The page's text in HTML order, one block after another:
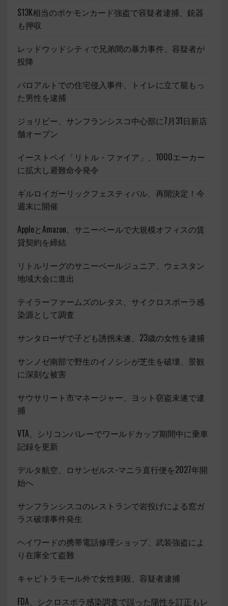
$13K相当のポケモンカード強盗で容疑者逮捕、銃器
も押収
レッドウッドシティで兄弟間の暴力事件、容疑者が
投降
パロアルトでの住宅侵入事件、トイレに立て籠もっ
た男性を逮捕
ジョリビー、サンフランシスコ中心部に7月31日新店
舗オープン
イーストベイ「リトル・ファイア」、1000エーカー
に拡大し避難命令発令
ギルロイガーリックフェスティバル、再開決定！今
週末に開催
AppleとAmazon、サニーベールで大規模オフィスの賃
貸契約を締結
リトルリーグのサニーベールジュニア、ウェスタン
地域大会に進出
テイラーファームズのレタス、サイクロスポーラ感
染源として調査
サンタローザで子ども誘拐未遂、23歳の女性を逮捕
サンノゼ南部で野生のイノシシが芝生を破壊、景観
に深刻な被害
サウサリート市マネージャー、ヨット窃盗未遂で逮
捕
VTA、シリコンバレーでワールドカップ期間中に乗車
記録を更新
デルタ航空、ロサンゼルス-マニラ直行便を2027年開
始へ
サンフランシスコのレストランで岩投げによる窓ガ
ラス破壊事件発生
ヘイワードの携帯電話修理ショップ、武装強盗によ
り在庫全て盗難
キャピトラモール外で女性刺殺、容疑者逮捕
FDA、シクロスポラ感染調査で誤った陽性を訂正もレ